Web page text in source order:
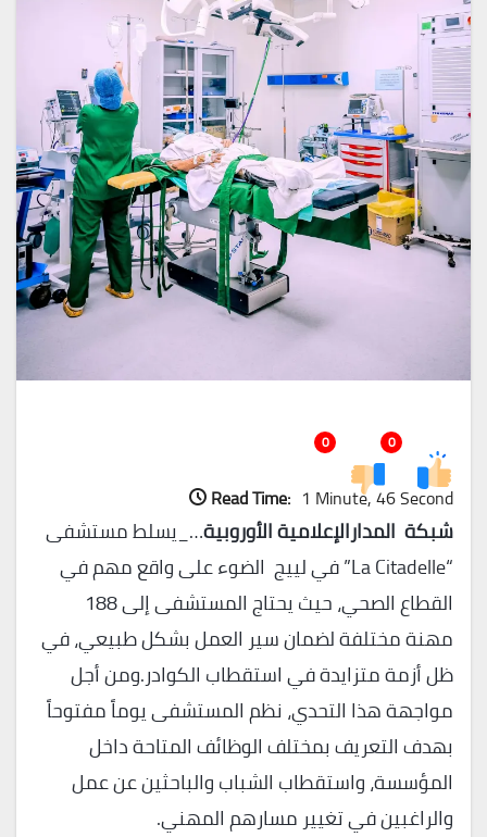
0
0
Read Time: 1 Minute, 46 Second
شبكة المدارالإعلامية الأوروبية…_يسلط مستشفى
“La Citadelle” في لييج الضوء على واقع مهم في
القطاع الصحي، حيث يحتاج المستشفى إلى 188
مهنة مختلفة لضمان سير العمل بشكل طبيعي، في
ظل أزمة متزايدة في استقطاب الكوادر.ومن أجل
مواجهة هذا التحدي، نظم المستشفى يوماً مفتوحاً
بهدف التعريف بمختلف الوظائف المتاحة داخل
المؤسسة، واستقطاب الشباب والباحثين عن عمل
والراغبين في تغيير مسارهم المهني.